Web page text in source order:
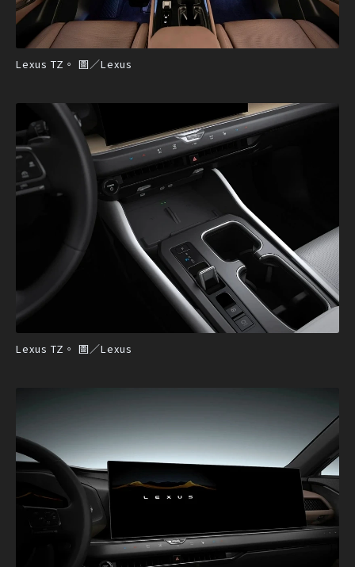
Lexus TZ。 圖／Lexus
Lexus TZ。 圖／Lexus